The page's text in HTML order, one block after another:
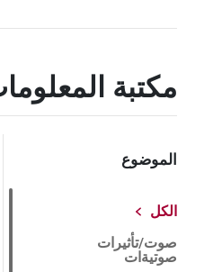
مكتبة
الموضوع
الكل
صوت/تأثيرات
صوتيةات